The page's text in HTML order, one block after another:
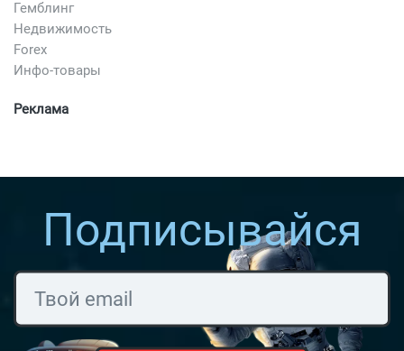
Гемблинг
Недвижимость
Forex
Инфо-товары
Реклама
Подписывайся